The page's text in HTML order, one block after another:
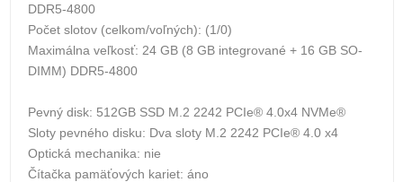
DDR5-4800
Počet slotov (celkom/voľných): (1/0)
Maximálna veľkosť: 24 GB (8 GB integrované + 16 GB SO-
DIMM) DDR5-4800
Pevný disk: 512GB SSD M.2 2242 PCIe® 4.0x4 NVMe®
Sloty pevného disku: Dva sloty M.2 2242 PCIe® 4.0 x4
Optická mechanika: nie
Čítačka pamäťových kariet: áno